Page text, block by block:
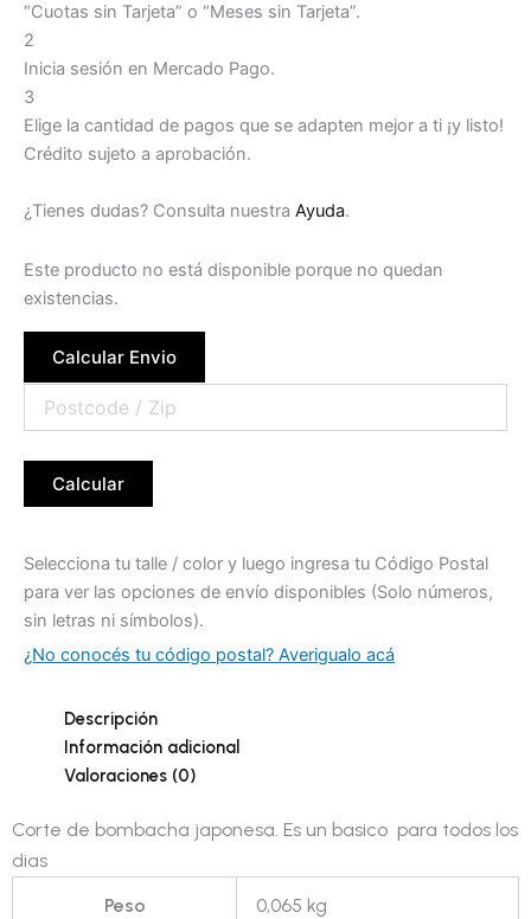
“Cuotas sin Tarjeta” o “Meses sin Tarjeta”.
2
Inicia sesión en Mercado Pago.
3
Elige la cantidad de pagos que se adapten mejor a ti ¡y listo!
Crédito sujeto a aprobación.
¿Tienes dudas? Consulta nuestra Ayuda.
Este producto no está disponible porque no quedan
existencias.
Calcular Envio
Calcular
Selecciona tu talle / color y luego ingresa tu Código Postal
para ver las opciones de envío disponibles (Solo números,
sin letras ni símbolos).
¿No conocés tu código postal? Averigualo acá
Descripción
Información adicional
Valoraciones (0)
Corte de bombacha japonesa. Es un basico para todos los
dias
Peso
0,065 kg